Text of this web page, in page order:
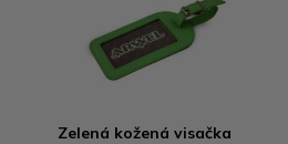
Zelená kožená visačka